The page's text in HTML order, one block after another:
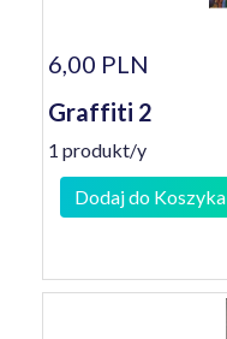
6,00 PLN
Graffiti 2
1 produkt/y
Dodaj do Koszyka